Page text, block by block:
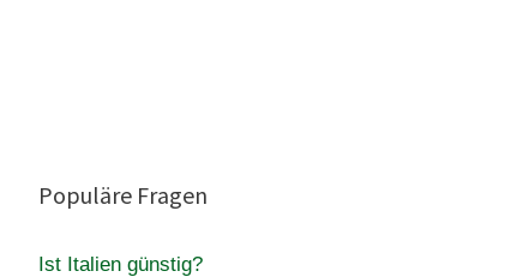
Populäre Fragen
Ist Italien günstig?